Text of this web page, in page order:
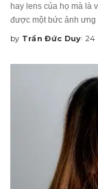
hay lens của họ mà là
được một bức ảnh ưng
Posted
by Trần Đức Duy 24